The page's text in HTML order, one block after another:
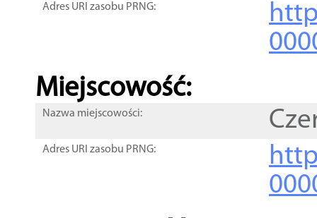
Adres URI zasobu PRNG:
Miejscowość:
Nazwa miejscowości:
Adres URI zasobu PRNG: